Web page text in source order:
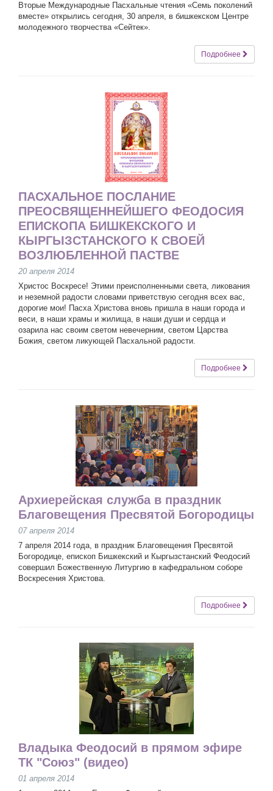
Вторые Международные Пасхальные чтения «Семь поколений
вместе» открылись сегодня, 30 апреля, в бишкекском Центре
молодежного творчества «Сейтек».
Подробнее
ПАСХАЛЬНОЕ ПОСЛАНИЕ
ПРЕОСВЯЩЕННЕЙШЕГО ФЕОДОСИЯ
ЕПИСКОПА БИШКЕКСКОГО И
КЫРГЫЗСТАНСКОГО К СВОЕЙ
ВОЗЛЮБЛЕННОЙ ПАСТВЕ
20 апреля 2014
Христос Воскресе! Этими преисполненными света, ликования
и неземной радости словами приветствую сегодня всех вас,
дорогие мои! Пасха Христова вновь пришла в наши города и
веси, в наши храмы и жилища, в наши души и сердца и
озарила нас своим светом невечерним, светом Царства
Божия, светом ликующей Пасхальной радости.
Подробнее
Архиерейская служба в праздник
Благовещения Пресвятой Богородицы
07 апреля 2014
7 апреля 2014 года, в праздник Благовещения Пресвятой
Богородице, епископ Бишкекский и Кыргызстанский Феодосий
совершил Божественную Литургию в кафедральном соборе
Воскресения Христова.
Подробнее
Владыка Феодосий в прямом эфире
ТК "Союз" (видео)
01 апреля 2014